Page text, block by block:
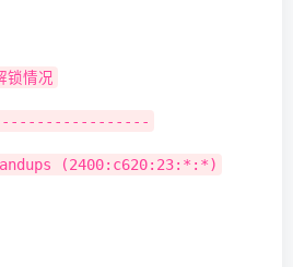
锁情况
(2400: c620: 23:*:*)